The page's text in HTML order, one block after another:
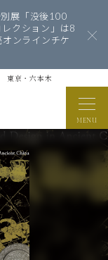
展「没後100
クション」は8
ンラインチケ
東京・六本木
MENU